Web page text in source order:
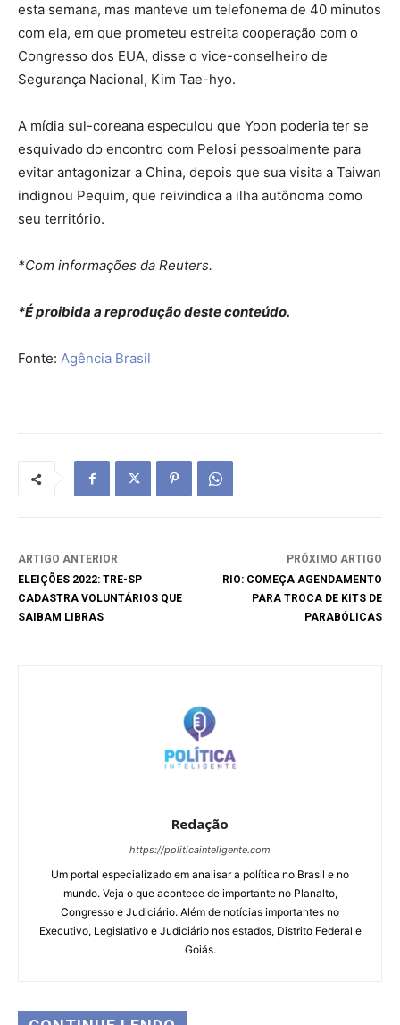
esta semana, mas manteve um telefonema de 40 minutos
com ela, em que prometeu estreita cooperação com o
Congresso dos EUA, disse o vice-conselheiro de
Segurança Nacional, Kim Tae-hyo.
A mídia sul-coreana especulou que Yoon poderia ter se
esquivado do encontro com Pelosi pessoalmente para
evitar antagonizar a China, depois que sua visita a Taiwan
indignou Pequim, que reivindica a ilha autônoma como
seu território.
*Com informações da Reuters.
*É proibida a reprodução deste conteúdo.
Fonte: Agência Brasil
ARTIGO ANTERIOR
ELEIÇÕES 2022: TRE-SP
CADASTRA VOLUNTÁRIOS QUE
SAIBAM LIBRAS
PRÓXIMO ARTIGO
RIO: COMEÇA AGENDAMENTO
PARA TROCA DE KITS DE
PARABÓLICAS
Redação
https://politicainteligente.com
Um portal especializado em analisar a política no Brasil e no
mundo. Veja o que acontece de importante no Planalto,
Congresso e Judiciário. Além de notícias importantes no
Executivo, Legislativo e Judiciário nos estados, Distrito Federal e
Goiás.